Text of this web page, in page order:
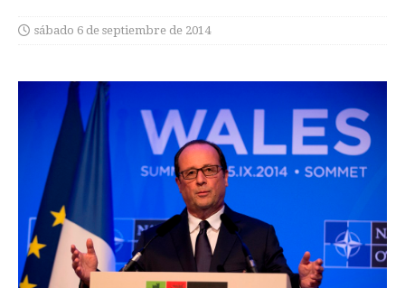
sábado 6 de septiembre de 2014